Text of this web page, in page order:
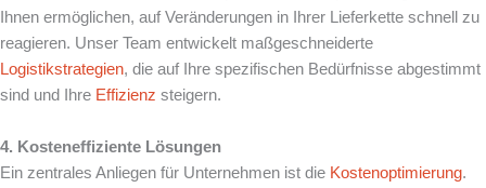
Ihnen ermöglichen, auf Veränderungen in Ihrer Lieferkette schnell zu
reagieren. Unser Team entwickelt maßgeschneiderte
Logistikstrategien, die auf Ihre spezifischen Bedürfnisse abgestimmt
sind und Ihre Effizienz steigern.
4. Kosteneffiziente Lösungen
Ein zentrales Anliegen für Unternehmen ist die Kostenoptimierung.